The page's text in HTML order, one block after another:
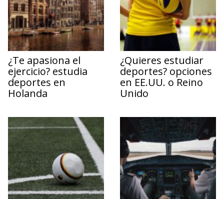
¿Te apasiona el
ejercicio? estudia
deportes en
Holanda
¿Quieres estudiar
deportes? opciones
en EE.UU. o Reino
Unido